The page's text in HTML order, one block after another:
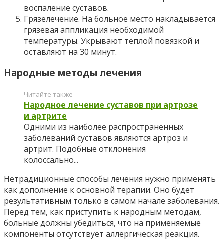
воспаление суставов.
Грязелечение. На больное место накладывается
грязевая аппликация необходимой
температуры. Укрывают тёплой повязкой и
оставляют на 30 минут.
Народные методы лечения
Читайте также
Народное лечение суставов при артрозе
и артрите
Одними из наиболее распространенных
заболеваний суставов являются артроз и
артрит. Подобные отклонения
колоссально...
Нетрадиционные способы лечения нужно применять
как дополнение к основной терапии. Оно будет
результативным только в самом начале заболевания.
Перед тем, как приступить к народным методам,
больные должны убедиться, что на применяемые
компоненты отсутствует аллергическая реакция.